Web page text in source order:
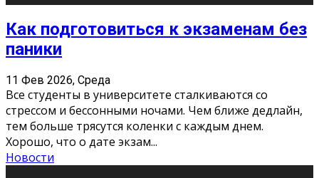
Как подготовиться к экзаменам без
паники
11 Фев 2026, Среда
Все студенты в университете сталкиваются со
стрессом и бессонными ночами. Чем ближе дедлайн,
тем больше трясутся коленки с каждым днем.
Хорошо, что о дате экзам...
Новости